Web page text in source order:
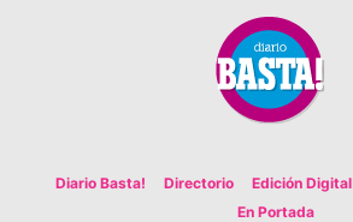
Diario Basta! Directorio Edición Digital
En Portada